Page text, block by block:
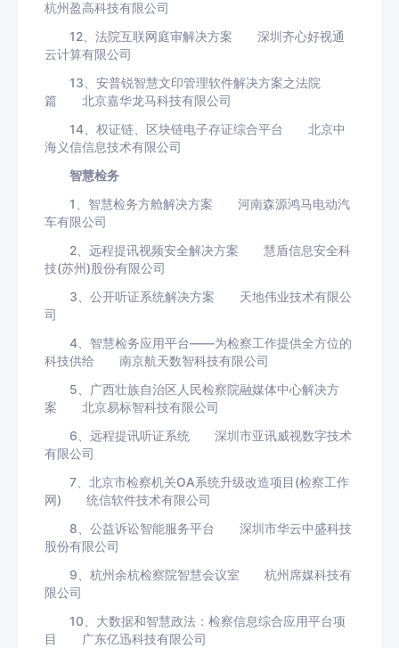
杭州盈高科技有限公司
12、法院互联网庭审解决方案 深圳齐心好视通
云计算有限公司
13、安普锐智慧文印管理软件解决方案之法院
篇 北京嘉华龙马科技有限公司
14、权证链、区块链电子存证综合平台 北京中
海义信信息技术有限公司
智慧检务
1、智慧检务方舱解决方案 河南森源鸿马电动汽
车有限公司
2、远程提讯视频安全解决方案 慧盾信息安全科
技(苏州)股份有限公司
3、公开听证系统解决方案 天地伟业技术有限公
司
4、智慧检务应用平台——为检察工作提供全方位的
科技供给 南京航天数智科技有限公司
5、广西壮族自治区人民检察院融媒体中心解决方
案 北京易标智科技有限公司
6、远程提讯听证系统 深圳市亚讯威视数字技术
有限公司
7、北京市检察机关OA系统升级改造项目(检察工作
网) 统信软件技术有限公司
8、公益诉讼智能服务平台 深圳市华云中盛科技
股份有限公司
9、杭州余杭检察院智慧会议室 杭州席媒科技有
限公司
10、大数据和智慧政法：检察信息综合应用平台项
目 广东亿迅科技有限公司